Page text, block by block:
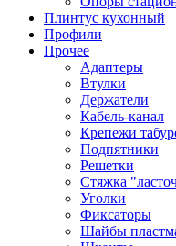
Плинтус кухонный
Профили
Прочее
Адаптеры
Втулки
Держатели
Кабель-канал
Крепежи
Подпятники
Решетки
Стяжка
Уголки
Фиксаторы
Шайбы